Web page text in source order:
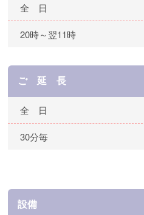
全 日
20時～翌11時
ご 延 長
全 日
30分毎
設備